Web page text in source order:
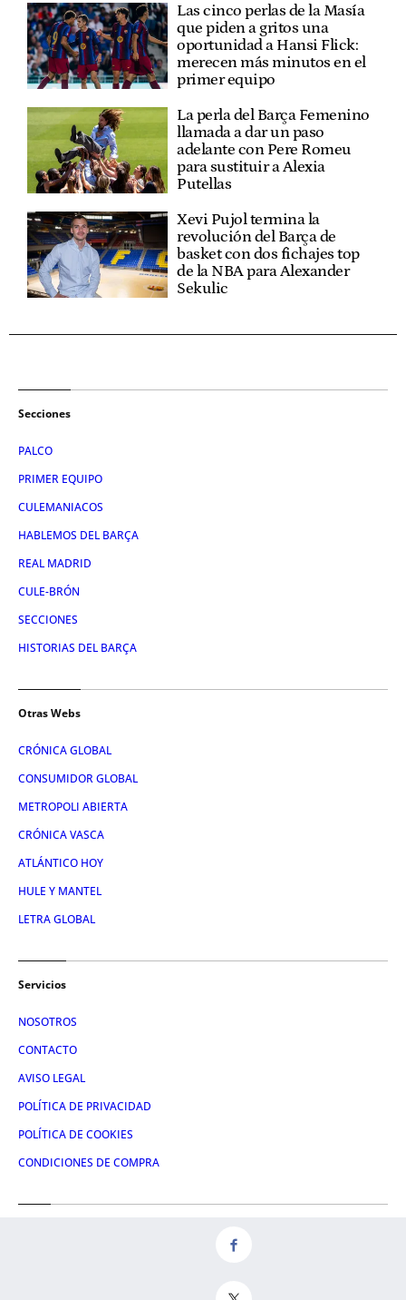
Las cinco perlas de la Masía
que piden a gritos una
oportunidad a Hansi Flick:
merecen más minutos en el
primer equipo
La perla del Barça Femenino
llamada a dar un paso
adelante con Pere Romeu
para sustituir a Alexia
Putellas
Xevi Pujol termina la
revolución del Barça de
basket con dos fichajes top
de la NBA para Alexander
Sekulic
Secciones
PALCO
PRIMER EQUIPO
CULEMANIACOS
HABLEMOS DEL BARÇA
REAL MADRID
CULE-BRÓN
SECCIONES
HISTORIAS DEL BARÇA
Otras Webs
CRÓNICA GLOBAL
CONSUMIDOR GLOBAL
METROPOLI ABIERTA
CRÓNICA VASCA
ATLÁNTICO HOY
HULE Y MANTEL
LETRA GLOBAL
Servicios
NOSOTROS
CONTACTO
AVISO LEGAL
POLÍTICA DE PRIVACIDAD
POLÍTICA DE COOKIES
CONDICIONES DE COMPRA